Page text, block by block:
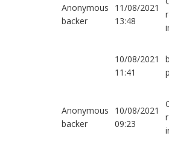
Anonymous
backer
11/08/2021
13:48
10/08/2021
11:41
Anonymous
backer
10/08/2021
09:23